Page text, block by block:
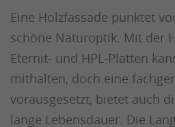
Eine Holzfassade punktet
schöne Naturoptik. Mit der
Eternit- und HPL-Platten
mithalten, doch eine
vorausgesetzt, bietet auch
lange Lebensdauer. Die